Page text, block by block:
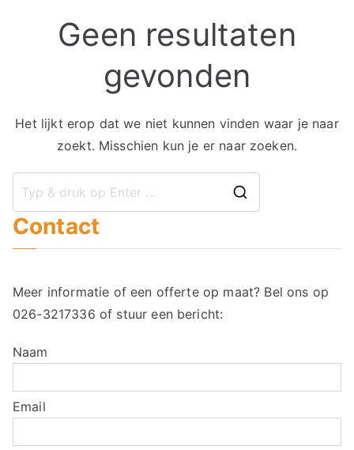
Geen resultaten
gevonden
Het lijkt erop dat we niet kunnen vinden waar je naar
zoekt. Misschien kun je er naar zoeken.
Contact
Meer informatie of een offerte op maat? Bel ons op
026-3217336 of stuur een bericht:
Naam
Email